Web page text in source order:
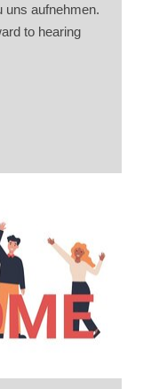
uns aufnehmen.
to hearing